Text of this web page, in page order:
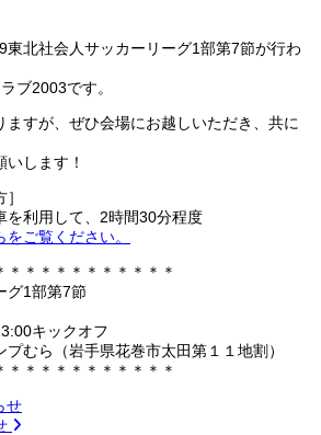
北社会人サッカーリーグ1部第7節が行わ
ブ2003です。
ますが、ぜひ会場にお越しいただき、共に
します！
を利用して、2時間30分程度
をご覧ください。
＊＊＊＊＊＊＊＊＊＊＊
グ1部第7節
キックオフ
むら（岩手県花巻市太田第１１地割）
＊＊＊＊＊＊＊＊＊＊＊
せ